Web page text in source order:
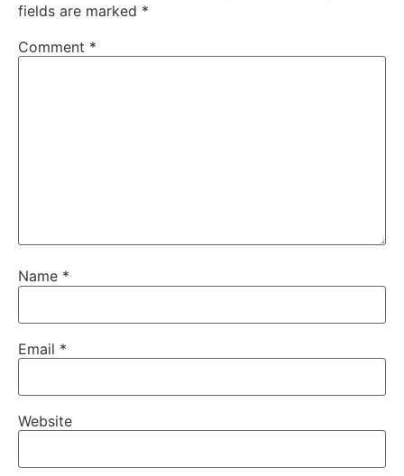
fields are marked *
Comment *
Name *
Email *
Website